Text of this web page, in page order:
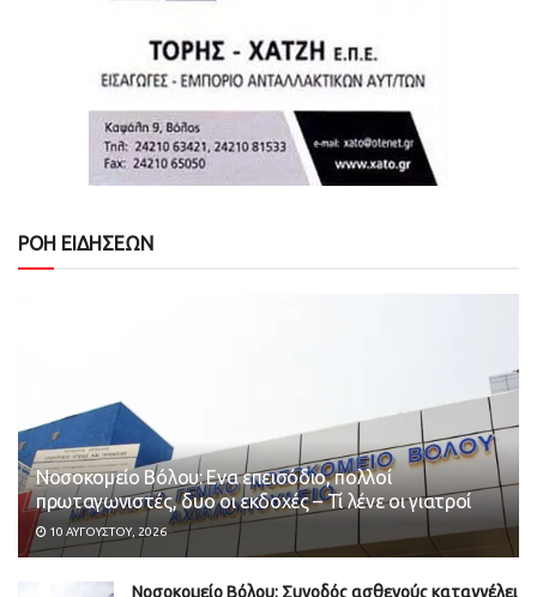
ΡΟΗ ΕΙΔΗΣΕΩΝ
Νοσοκομείο Βόλου: Ενα επεισόδιο, πολλοί
πρωταγωνιστές, δυο οι εκδοχές – Τί λένε οι γιατροί
10 ΑΥΓΟΎΣΤΟΥ, 2026
Νοσοκομείο Βόλου: Συνοδός ασθενούς καταγγέλει